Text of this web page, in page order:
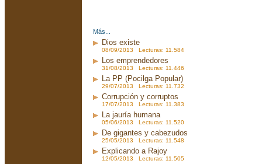
Más...
Dios existe
08/09/2013 Lecturas: 11.584
Los emprendedores
31/08/2013 Lecturas: 11.446
La PP (Pocilga Popular)
29/07/2013 Lecturas: 11.732
Corrupción y corruptos
17/07/2013 Lecturas: 11.383
La jauría humana
05/06/2013 Lecturas: 11.520
De gigantes y cabezudos
25/05/2013 Lecturas: 11.548
Explicando a Rajoy
12/05/2013 Lecturas: 11.505